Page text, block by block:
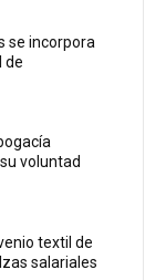
se incorpora
de
voluntad
textil de
salariales